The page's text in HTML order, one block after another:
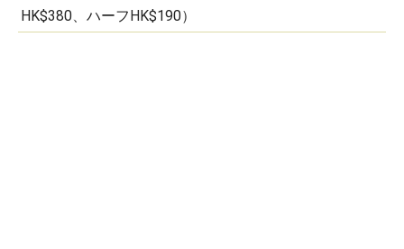
HK$380、ハーフHK$190）